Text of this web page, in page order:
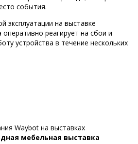
события.
эксплуатации на выставке
оперативно реагирует на сбои и
устройства в течение нескольких
Waybot на выставках
мебельная выставка